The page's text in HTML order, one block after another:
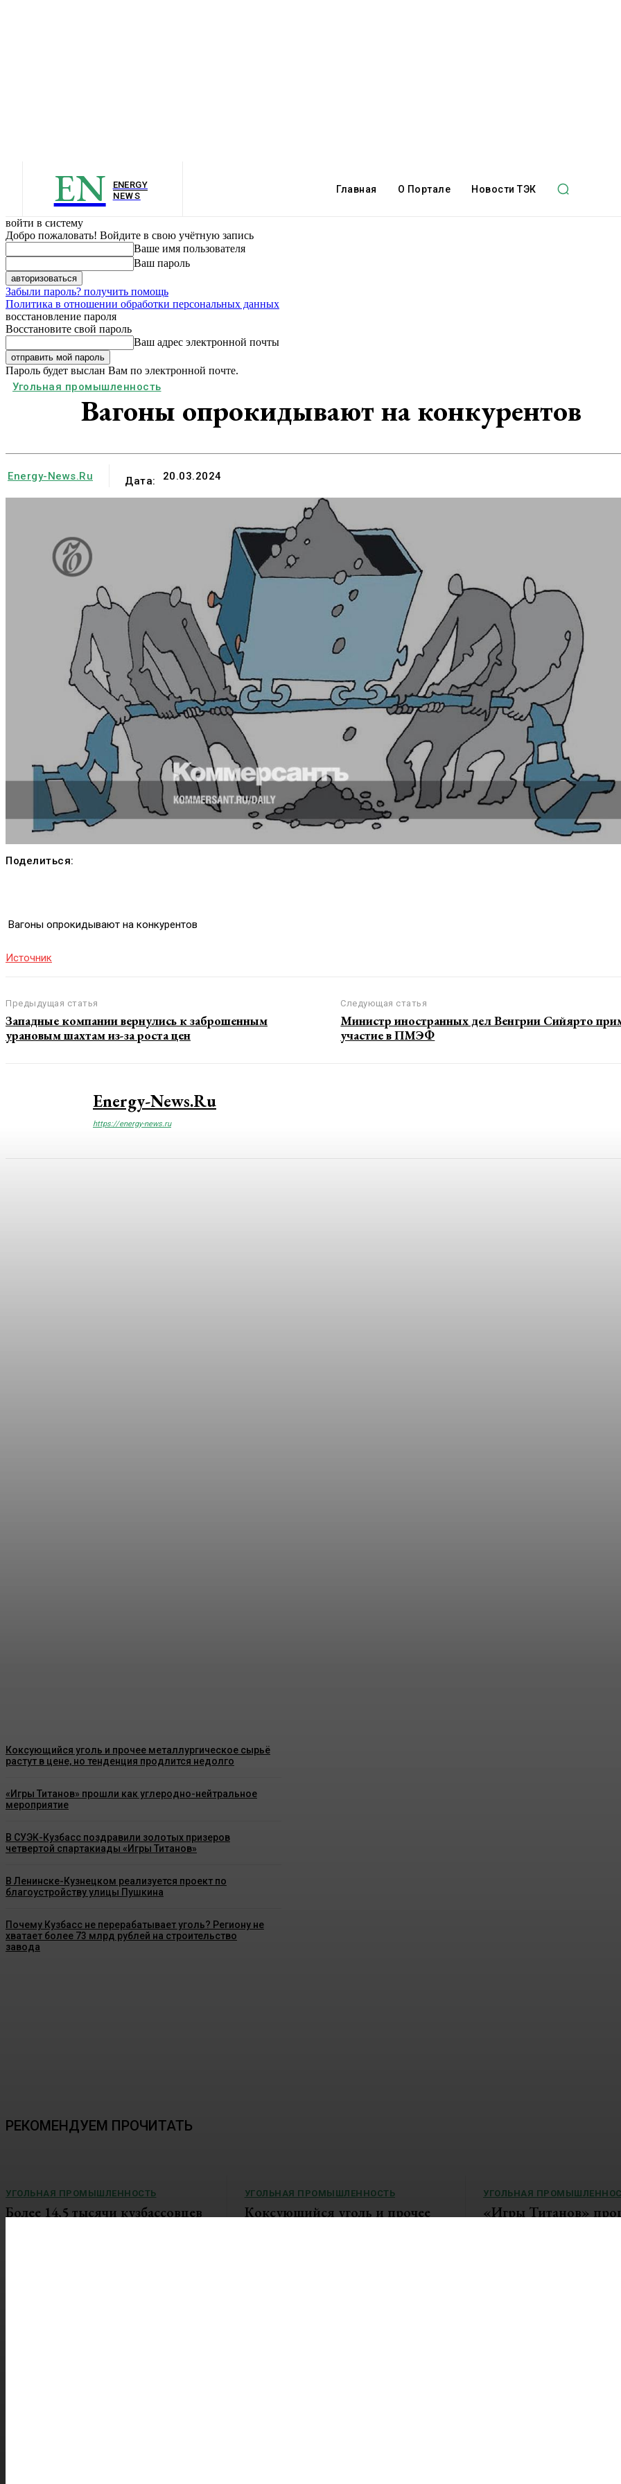
EN
ENERGY
NEWS
Главная О Портале Новости ТЭК
войти в систему
Добро пожаловать! Войдите в свою учётную запись
Ваше имя пользователя
Ваш пароль
Забыли пароль? получить помощь
Политика в отношении обработки персональных данных
восстановление пароля
Восстановите свой пароль
Ваш адрес электронной почты
Пароль будет выслан Вам по электронной почте.
Угольная промышленность
Вагоны опрокидывают на конкурентов
Energy-News.ru Дата: 20.03.2024
Поделиться:
Вагоны опрокидывают на конкурентов
Источник
Предыдущая статья
Западные компании вернулись к заброшенным
урановым шахтам из-за роста цен
Следующая статья
Министр иностранных дел Венгрии Сийярто
участие в ПМЭФ
Energy-News.ru
https://energy-news.ru
Коксующийся уголь и прочее металлургическое сырьё
растут в цене, но тенденция продлится недолго
«Игры Титанов» прошли как углеродно-нейтральное
мероприятие
В СУЭК-Кузбасс поздравили золотых призеров
четвертой спартакиады «Игры Титанов»
В Ленинске-Кузнецком реализуется проект по
благоустройству улицы Пушкина
Почему Кузбасс не перерабатывает уголь? Региону не
хватает более 73 млрд рублей на строительство
завода
РЕКОМЕНДУЕМ ПРОЧИТАТЬ
УГОЛЬНАЯ ПРОМЫШЛЕННОСТЬ
Более 14,5 тысячи кузбассовцев
УГОЛЬНАЯ ПРОМЫШЛЕННОСТЬ
Коксующийся уголь и прочее
УГОЛЬНАЯ
«Игры Титанов»